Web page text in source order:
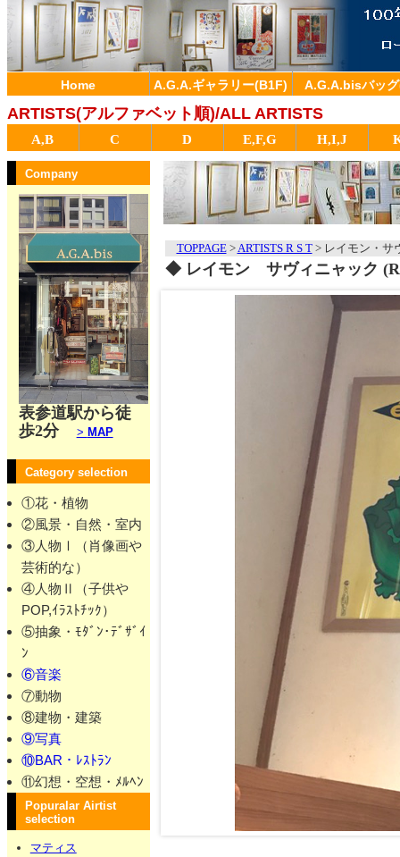
Home A.G.A.ギャラリー(B1F) A.G.A.bisバッ
ARTISTS(アルファベット順)/ALL ARTISTS
A,B C D E,F,G H,I,J
Company
表参道駅から徒
歩2分
> MAP
Category selection
①花・植物
②風景・自然・室内
③人物Ⅰ（肖像画や
芸術的な）
④人物Ⅱ（子供や
POP,ｲﾗｽﾄﾁｯｸ）
⑤抽象・ﾓﾀﾞﾝ･ﾃﾞｻﾞｲ
ﾝ
⑥音楽
⑦動物
⑧建物・建築
⑨写真
⑩BAR・ﾚｽﾄﾗﾝ
⑪幻想・空想・ﾒﾙﾍﾝ
Popuralar Airtist
selection
マティス
TOPPAGE>ARTISTS R S T > レイモン・サ
◆ レイモン サヴィニャック